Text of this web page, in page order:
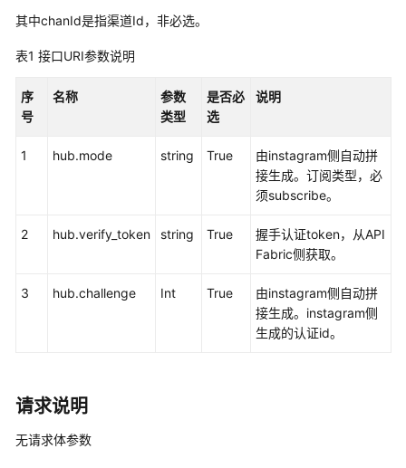
明
发
指
鉴
系
统
配
其中chanId是指渠道Id，非必选。
表1 接口URI参数说明
序
号
名称
参数
类型
是否必
选
说明
1 hub.mode string True
由instagram侧自动拼
接生成。订阅类型，必
须subscribe。
2 hub.verify_token string True
握手认证token，从API
Fabric侧获取。
3 hub.challenge Int True
由instagram侧自动拼
接生成。instagram侧
生成的认证id。
请求说明
无请求体参数